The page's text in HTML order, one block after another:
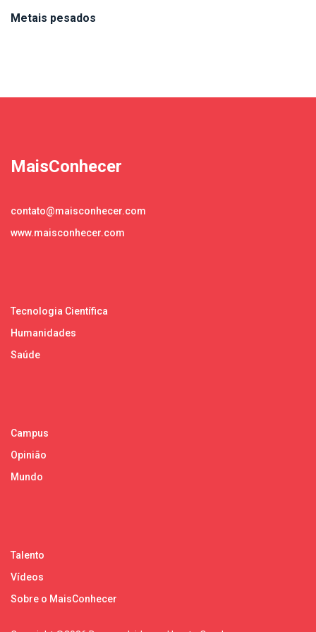
Metais pesados
MaisConhecer
contato@maisconhecer.com
www.maisconhecer.com
Tecnologia Científica
Humanidades
Saúde
Campus
Opinião
Mundo
Talento
Vídeos
Sobre o MaisConhecer